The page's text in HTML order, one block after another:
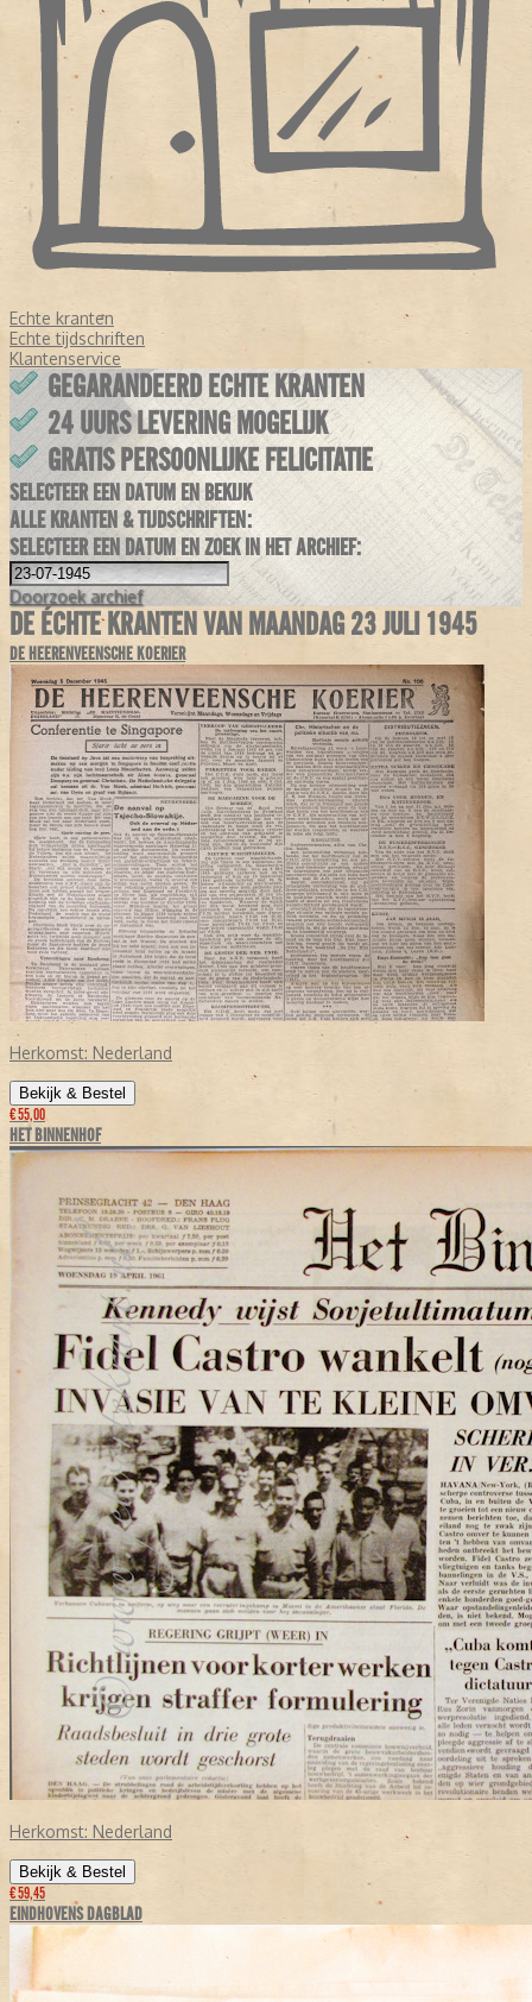
Echte kranten
Echte tijdschriften
Klantenservice
GEGARANDEERD ECHTE KRANTEN
24 UURS LEVERING MOGELIJK
GRATIS PERSOONLIJKE FELICITATIE
SELECTEER EEN DATUM EN BEKIJK
ALLE KRANTEN & TIJDSCHRIFTEN:
SELECTEER EEN DATUM EN ZOEK IN HET ARCHIEF:
Doorzoek archief
DE ÉCHTE KRANTEN VAN MAANDAG 23 JULI 1945
DE HEERENVEENSCHE KOERIER
Herkomst: Nederland
Bekijk & Bestel
€ 55,00
HET BINNENHOF
Herkomst: Nederland
Bekijk & Bestel
€ 59,45
EINDHOVENS DAGBLAD